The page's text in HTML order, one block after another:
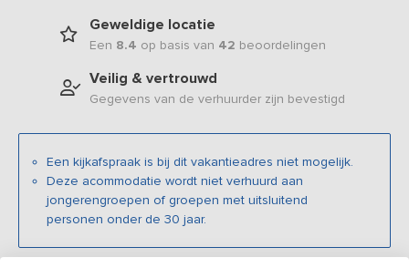
Geweldige locatie
Een 8.4 op basis van 42 beoordelingen
Veilig & vertrouwd
Gegevens van de verhuurder zijn bevestigd
Een kijkafspraak is bij dit vakantieadres niet mogelijk.
Deze acommodatie wordt niet verhuurd aan
jongerengroepen of groepen met uitsluitend
personen onder de 30 jaar.